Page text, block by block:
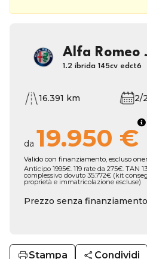
Alfa Romeo
1.2 ibrida 145cv edct6
16.391 km 2/
da 19.950 €
Valido con finanziamento, escluso
Anticipo 1995€. 119 rate da 275€. TAN
complessivo dovuto 35.772€ (kit
proprietà e immatricolazione escluse)
Prezzo senza
Stampa Condividi